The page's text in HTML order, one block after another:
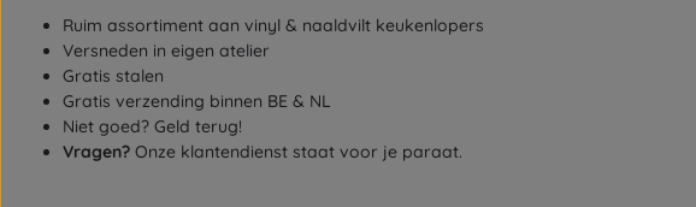
Ruim assortiment aan vinyl & naaldvilt keukenlopers
Versneden in eigen atelier
Gratis stalen
Gratis verzending binnen BE & NL
Niet goed? Geld terug!
Vragen? Onze klantendienst staat voor je paraat.